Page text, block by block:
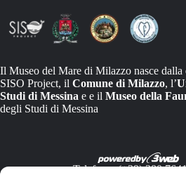
Il Museo del Mare di Milazzo nasce dalla
SISO Project, il Comune di Milazzo, l’
Studi di Messina e e il Museo della
degli Studi di Messina
Telefono: (+39) 380